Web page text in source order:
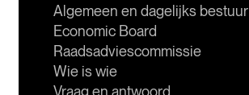
Algemeen en dagelijks bestuur
Economic Board
Raadsadviescommissie
Wie is wie
Vraag en antwoord